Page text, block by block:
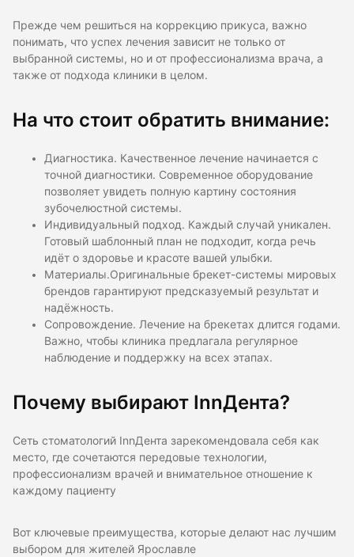
Прежде чем решиться на коррекцию прикуса, важно
понимать, что успех лечения зависит не только от
выбранной системы, но и от профессионализма врача, а
также от подхода клиники в целом.
На что стоит обратить внимание:
Диагностика. Качественное лечение начинается с
точной диагностики. Современное оборудование
позволяет увидеть полную картину состояния
зубочелюстной системы.
Индивидуальный подход. Каждый случай уникален.
Готовый шаблонный план не подходит, когда речь
идёт о здоровье и красоте вашей улыбки.
Материалы.Оригинальные брекет-системы мировых
брендов гарантируют предсказуемый результат и
надёжность.
Сопровождение. Лечение на брекетах длится годами.
Важно, чтобы клиника предлагала регулярное
наблюдение и поддержку на всех этапах.
Почему выбирают InnДента?
Cеть стоматологий InnДента зарекомендовала себя как
место, где сочетаются передовые технологии,
профессионализм врачей и внимательное отношение к
каждому пациенту
Вот ключевые преимущества, которые делают нас лучшим
выбором для жителей Ярославле